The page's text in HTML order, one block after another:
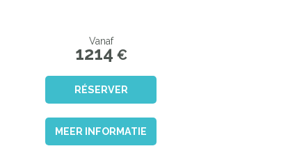
Vanaf
1214 €
RÉSERVER
MEER INFORMATIE